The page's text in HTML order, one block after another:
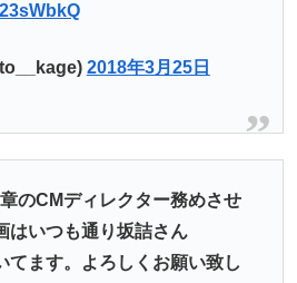
2018年3月25日
のCMディレクター務めさせ
はいつも通り坂詰さん
てます。よろしくお願い致し